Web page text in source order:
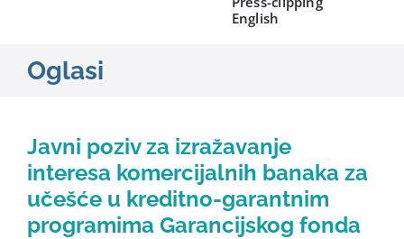
English
Oglasi
Javni poziv za izražavanje
interesa komercijalnih banaka za
učešće u kreditno-garantnim
programima Garancijskog fonda